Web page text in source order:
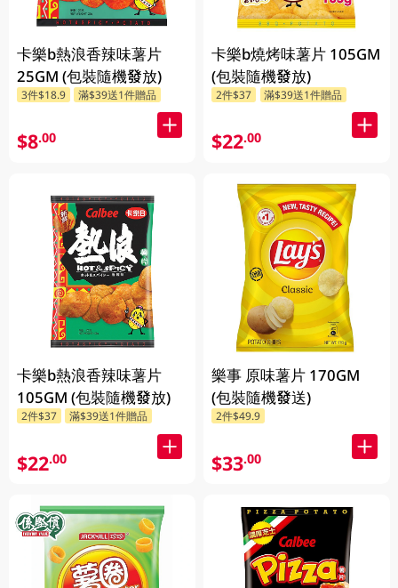
卡樂b熱浪香辣味薯片
25GM (包裝隨機發放)
3件$18.9 滿$39送1件贈品
$8.00
卡樂b熱浪香辣味薯片
105GM (包裝隨機發放)
2件$37 滿$39送1件贈品
$22.00
卡樂b燒烤味薯片 105GM
(包裝隨機發放)
2件$37 滿$39送1件贈品
$22.00
樂事 原味薯片 170GM
(包裝隨機發送)
2件$49.9
$33.00